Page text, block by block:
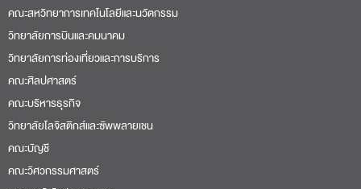
คณะสหวิทยาการเทคโนโลยีและนวัตกรรม
วิทยาลัยการบินและคมนาคม
วิทยาลัยการท่องเที่ยวและการบริการ
คณะศิลปศาสตร์
คณะบริหารธุรกิจ
วิทยาลัยโลจิสติกส์และซัพพลายเชน
คณะบัญชี
คณะวิศวกรรมศาสตร์